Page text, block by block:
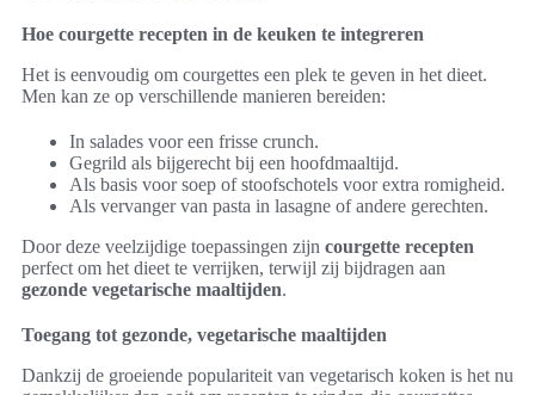
Hoe courgette recepten in de keuken te integreren
Het is eenvoudig om courgettes een plek te geven in het dieet.
Men kan ze op verschillende manieren bereiden:
In salades voor een frisse crunch.
Gegrild als bijgerecht bij een hoofdmaaltijd.
Als basis voor soep of stoofschotels voor extra romigheid.
Als vervanger van pasta in lasagne of andere gerechten.
Door deze veelzijdige toepassingen zijn courgette recepten
perfect om het dieet te verrijken, terwijl zij bijdragen aan
gezonde vegetarische maaltijden.
Toegang tot gezonde, vegetarische maaltijden
Dankzij de groeiende populariteit van vegetarisch koken is het nu